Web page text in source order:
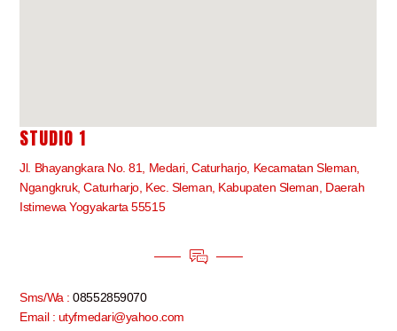
STUDIO 1
Jl. Bhayangkara No. 81, Medari, Caturharjo, Kecamatan Sleman,
Ngangkruk, Caturharjo, Kec. Sleman, Kabupaten Sleman, Daerah
Istimewa Yogyakarta 55515
Sms/Wa :08552859070
Email : utyfmedari@yahoo.com